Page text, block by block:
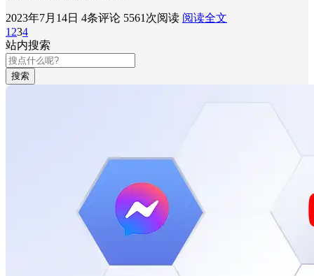
2023年7月14日 4条评论 5561次阅读 阅读全文
1 234
站内搜索
搜索